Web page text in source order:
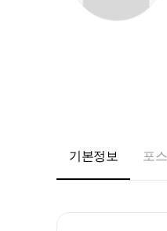
기본정보 포